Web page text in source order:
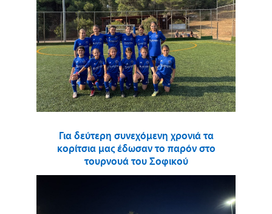
Για δεύτερη συνεχόμενη χρονιά τα
κορίτσια μας έδωσαν το παρόν στο
τουρνουά του Σοφικού